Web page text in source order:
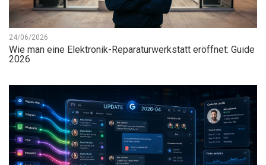
24/06/2026
Wie man eine Elektronik-Reparaturwerkstatt eröffnet: Guide
2026